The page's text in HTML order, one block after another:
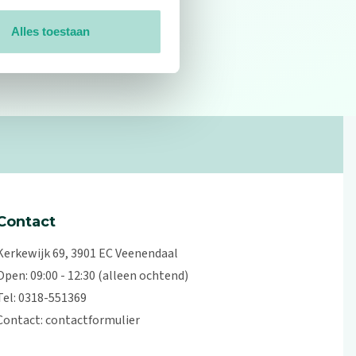
Alles toestaan
69, 3901 EC Veenendaal
09:00 - 12:30 (alleen ochtend)
0318-551369
contactformulier